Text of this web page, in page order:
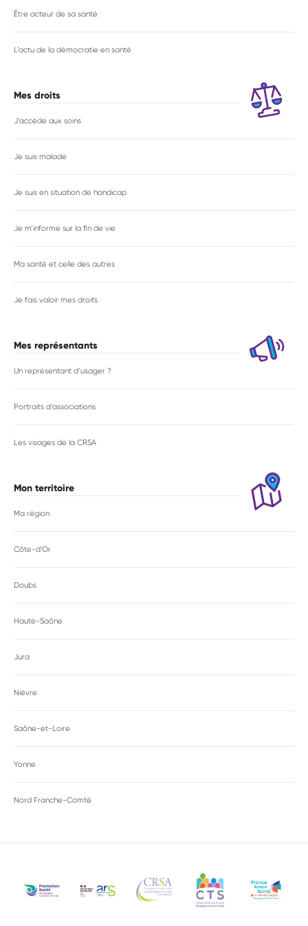
Être acteur de sa santé
L’actu de la démocratie en santé
Mes droits
J’accède aux soins
Je suis malade
Je suis en situation de handicap
Je m’informe sur la fin de vie
Ma santé et celle des autres
Je fais valoir mes droits
Mes représentants
Un représentant d’usager ?
Portraits d’associations
Les visages de la CRSA
Mon territoire
Ma région
Côte-d'Or
Doubs
Haute-Saône
Jura
Nièvre
Saône-et-Loire
Yonne
Nord Franche-Comté